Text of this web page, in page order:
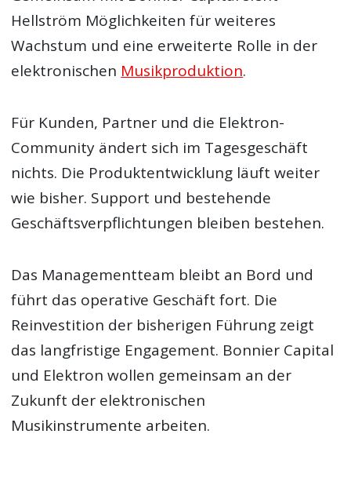
Hellström Möglichkeiten für weiteres
Wachstum und eine erweiterte Rolle in der
elektronischen Musikproduktion.
Für Kunden, Partner und die Elektron-
Community ändert sich im Tagesgeschäft
nichts. Die Produktentwicklung läuft weiter
wie bisher. Support und bestehende
Geschäftsverpflichtungen bleiben bestehen.
Das Managementteam bleibt an Bord und
führt das operative Geschäft fort. Die
Reinvestition der bisherigen Führung zeigt
das langfristige Engagement. Bonnier Capital
und Elektron wollen gemeinsam an der
Zukunft der elektronischen
Musikinstrumente arbeiten.